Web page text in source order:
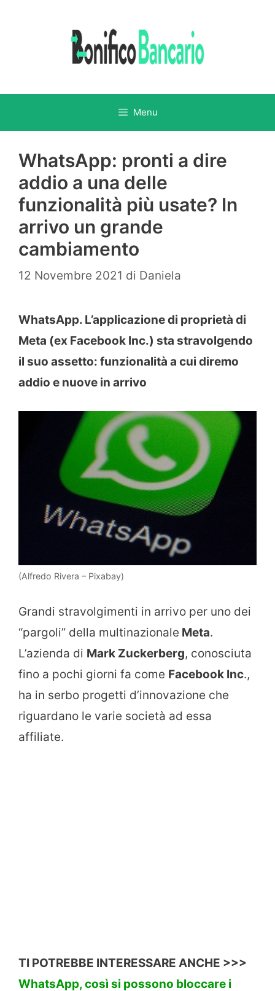
Menu
WhatsApp: pronti a dire
addio a una delle
funzionalità più usate? In
arrivo un grande
cambiamento
12 Novembre 2021 di Daniela
WhatsApp. L’applicazione di proprietà di
Meta (ex Facebook Inc.) sta stravolgendo
il suo assetto: funzionalità a cui diremo
addio e nuove in arrivo
(Alfredo Rivera – Pixabay)
Grandi stravolgimenti in arrivo per uno dei
“pargoli” della multinazionale Meta.
L’azienda di Mark Zuckerberg, conosciuta
fino a pochi giorni fa come Facebook Inc.,
ha in serbo progetti d’innovazione che
riguardano le varie società ad essa
affiliate.
TI POTREBBE INTERESSARE ANCHE >>>
WhatsApp, così si possono bloccare i